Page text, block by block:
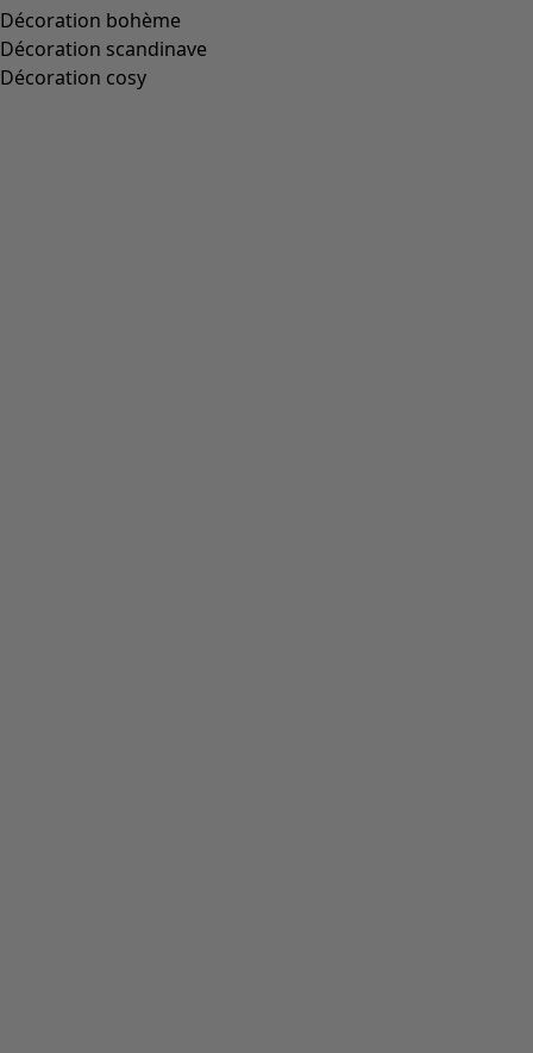
Décoration bohème
Décoration scandinave
Décoration cosy